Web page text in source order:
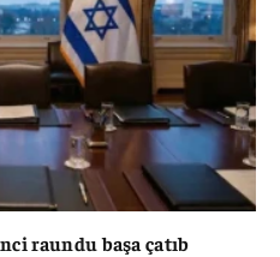
raundu başa çatıb